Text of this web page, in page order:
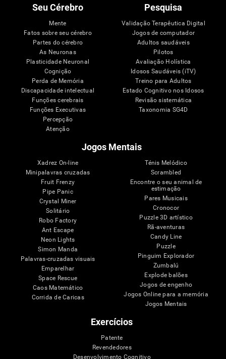
Seu Cérebro
Mente
Fatos sobre seu cérebro
Partes do cérebro
As Neuronas
Plasticidade Neuronal
Cognição
Perda de Memória
Discapacidade intelectual
Funções cerebrais
Funções Executivas
Percepção
Atenção
Pesquisa
Validação Terapêutica Digital
Jogos de computador
Adultos saudáveis
Pilotos
Avaliação Holística
Idosos Saudáveis (iTV)
Treino para Adultos
Estado Cognitivo nos Idosos
Revisão sistemática
Taxonomia SG4D
Jogos Mentais
Xadrez On-line
Minipalavras cruzadas
Fruit Frenzy
Pipe Panic
Crystal Miner
Solitário
Robo Factory
Ant Escape
Neon Lights
Simon Manda
Palavras-cruzadas visuais
Emparelhar
Space Rescue
Caos Matemático
Corrida de Caricas
Ténis Melódico
Scrambled
Encontre o seu animal de
estimação
Pares Musicais
Cronocor
Puzzle 3D artístico
Rã-aventuras
Candy Line
Puzzle
Pinguim Explorador
Zumbalú
Explode balões
Jogos de engenho
Jogos Online para a memória
Jogos Mentais
Exercícios
Patente
Revendedores
Desenvolvimento Cognitivo